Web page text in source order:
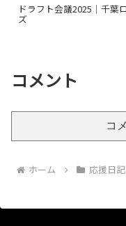
ドラフト会議2025｜千葉
ズ
コメント
コ
ホーム 応援日記